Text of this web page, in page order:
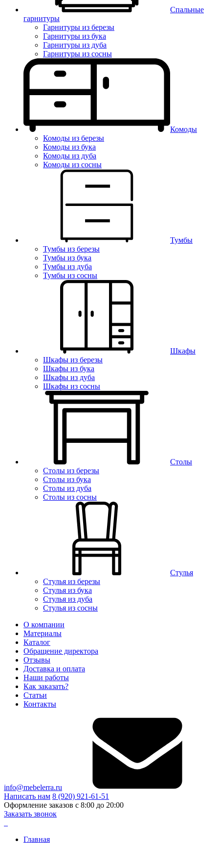
Спальные
гарнитуры
Гарнитуры из березы
Гарнитуры из бука
Гарнитуры из дуба
Гарнитуры из сосны
Комоды
Комоды из березы
Комоды из бука
Комоды из дуба
Комоды из сосны
Тумбы
Тумбы из березы
Тумбы из бука
Тумбы из дуба
Тумбы из сосны
Шкафы
Шкафы из березы
Шкафы из бука
Шкафы из дуба
Шкафы из сосны
Столы
Столы из березы
Столы из бука
Столы из дуба
Столы из сосны
Стулья
Стулья из березы
Стулья из бука
Стулья из дуба
Стулья из сосны
О компании
Материалы
Каталог
Обращение директора
Отзывы
Доставка и оплата
Наши работы
Как заказать?
Статьи
Контакты
info@mebelerra.ru
Написать нам 8 (920) 921-61-51
Оформление заказов с 8:00 до 20:00
Заказать звонок
Главная